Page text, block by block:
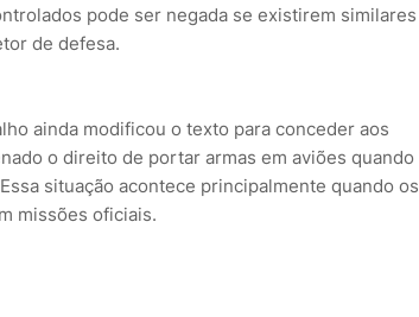
pode ser negada se existirem similares
de defesa.
ainda modificou o texto para conceder aos
o direito de portar armas em aviões quando
situação acontece principalmente quando os
missões oficiais.